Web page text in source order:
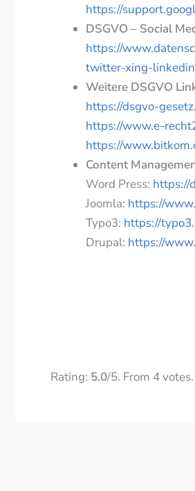
https://
DSGVO – Social
https://
twitter-xing-
Weitere DSGVO
https://dsgvo-
https://www.e-
https://
Content
Word Press: https://
Joomla: https://
Typo3: https://
Drupal: https://
Rating: 5.0/5. From 4 votes.